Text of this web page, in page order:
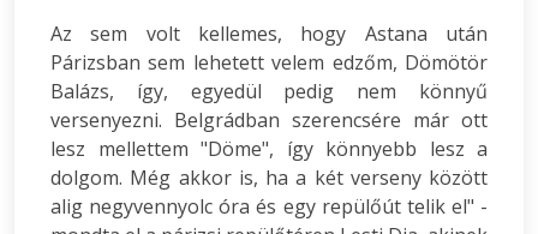
Az sem volt kellemes, hogy Astana után
Párizsban sem lehetett velem edzőm, Dömötör
Balázs, így, egyedül pedig nem könnyű
versenyezni. Belgrádban szerencsére már ott
lesz mellettem "Döme", így könnyebb lesz a
dolgom. Még akkor is, ha a két verseny között
alig negyvennyolc óra és egy repülőút telik el" -